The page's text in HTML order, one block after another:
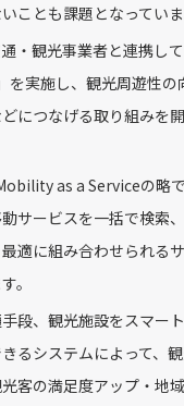
ことも課題となっていま
・観光事業者と連携し
を実施し、観光周遊性の
につなげる取り組みを
as a Serviceの略
サービスを一括で検索
適に組み合わせられる
。
段、観光施設をスマー
るシステムによって、
客の満足度アップ・地